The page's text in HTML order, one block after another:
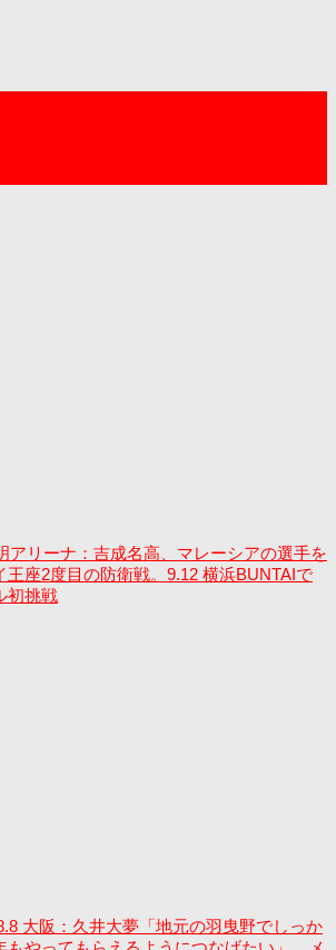
アリーナ：吉成名高、マレーシアの選手を
王座2度目の防衛戦。9.12 横浜BUNTAIで
初挑戦
大阪：久井大夢「地元の羽曳野でしっか